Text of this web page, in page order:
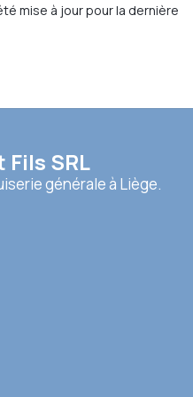
mise à jour pour la dernière
SRL
générale à Liège.